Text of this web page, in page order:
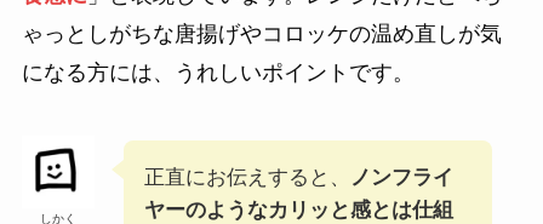
ゃっとしがちな唐揚げやコロッケの温め直しが気
になる方には、うれしいポイントです。
しかく
正直にお伝えすると、
ノンフライ
ヤーのようなカリッと感とは仕組